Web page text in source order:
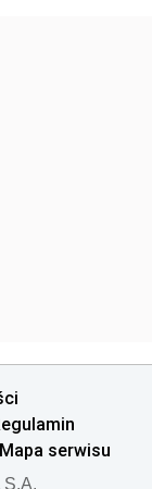
Mapa serwisu